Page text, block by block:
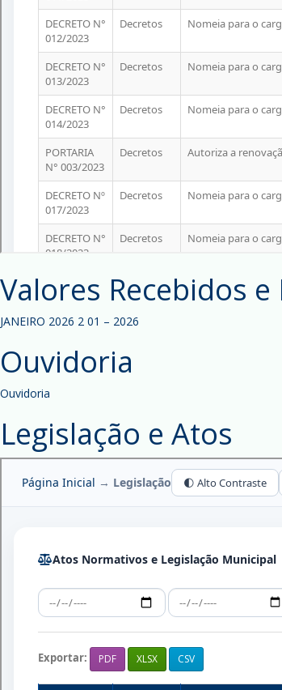
Valores Recebidos
JANEIRO 2026 2 01 – 2026
Ouvidoria
Ouvidoria
Legislação e Atos